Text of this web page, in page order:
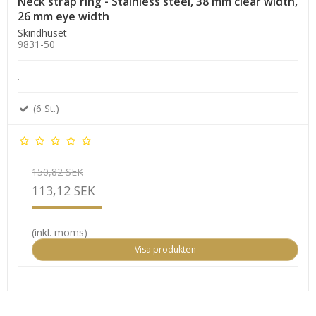
26 mm eye width
Skindhuset
9831-50
.
(6 St.)
150,82 SEK
113,12 SEK
(inkl. moms)
Visa produkten